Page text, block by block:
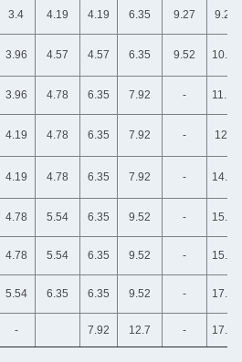
3.4 4.19 4.19 6.35 9.27 9.27
3.96 4.57 4.57 6.35 9.52 10.31
3.96 4.78 6.35 7.92 - 11.13
4.19 4.78 6.35 7.92 - 12.7
4.19 4.78 6.35 7.92 - 14.27
4.78 5.54 6.35 9.52 - 15.09
4.78 5.54 6.35 9.52 - 15.09
5.54 6.35 6.35 9.52 - 17.48
- 7.92 12.7 - 17.48